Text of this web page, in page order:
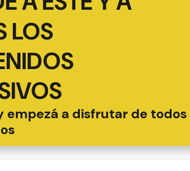
LOS
empezá a disfrutar de todos